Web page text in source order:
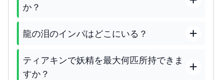
か？
龍の泪のインパはどこにいる？
ティアキンで妖精を最大何匹所持できま
すか？